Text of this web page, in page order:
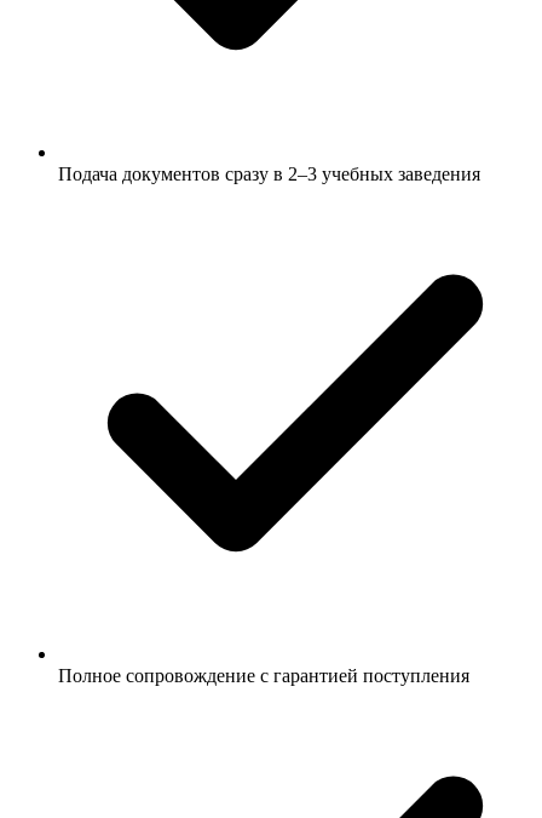
Подача документов сразу в 2–3 учебных заведения
Полное сопровождение с гарантией поступления